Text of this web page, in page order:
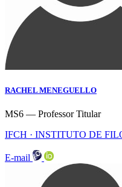
RACHEL MENEGUELLO
MS6 — Professor Titular
IFCH · INSTITUTO DE
E-mail